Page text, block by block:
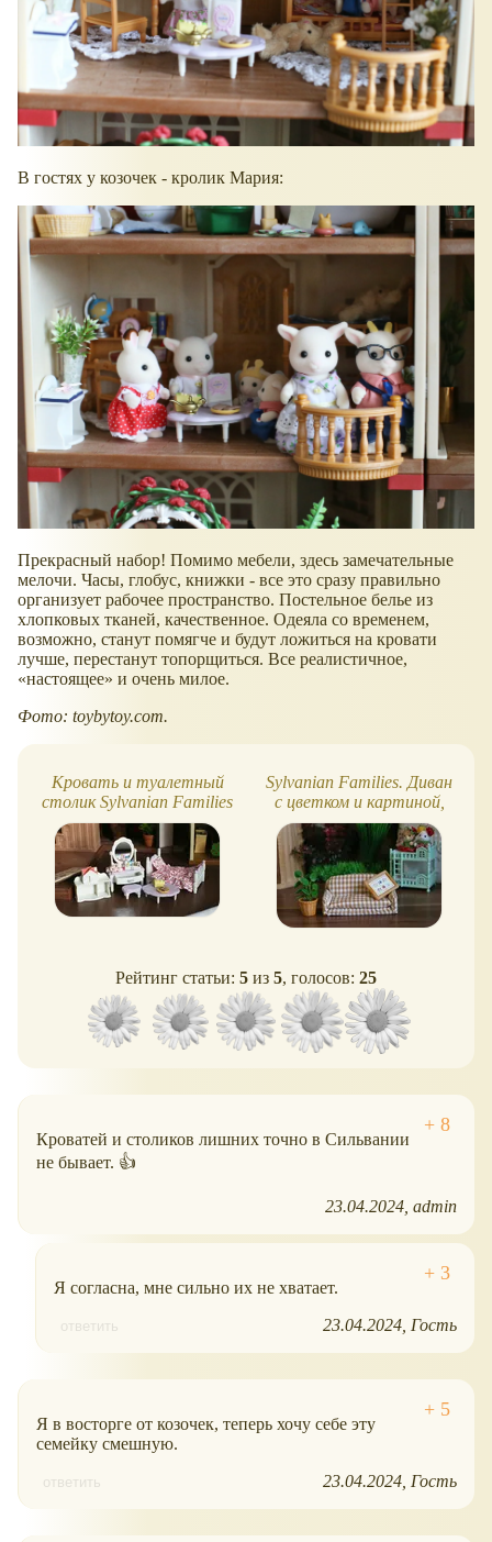
В гостях у козочек - кролик Мария:
Прекрасный набор! Помимо мебели, здесь замечательные
мелочи. Часы, глобус, книжки - все это сразу правильно
организует рабочее пространство. Постельное белье из
хлопковых тканей, качественное. Одеяла со временем,
возможно, станут помягче и будут ложиться на кровати
лучше, перестанут топорщиться. Все реалистичное,
настоящее
и очень милое.
Фото: toybytoy.com.
Кровать и туалетный
столик Sylvanian Families
5285 - обзор, фото
Sylvanian Families. Диван
с цветком и картиной,
мини-набор. Обзор, фото
Рейтинг статьи: 5 из 5, голосов: 25
Кроватей и столиков лишних точно в Сильвании
не бывает. 👍
23.04.2024 admin
Я согласна, мне сильно их не хватает.
ответить 23.04.2024 Гость
Я в восторге от козочек, теперь хочу себе эту
семейку смешную.
ответить 23.04.2024 Гость